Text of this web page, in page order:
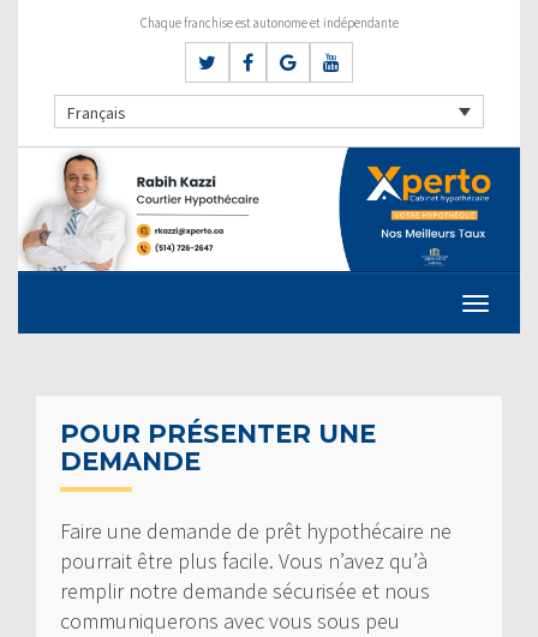
Chaque franchise est autonome et indépendante
Français
POUR PRÉSENTER UNE
DEMANDE
Faire une demande de prêt hypothécaire ne
pourrait être plus facile. Vous n’avez qu’à
remplir notre demande sécurisée et nous
communiquerons avec vous sous peu